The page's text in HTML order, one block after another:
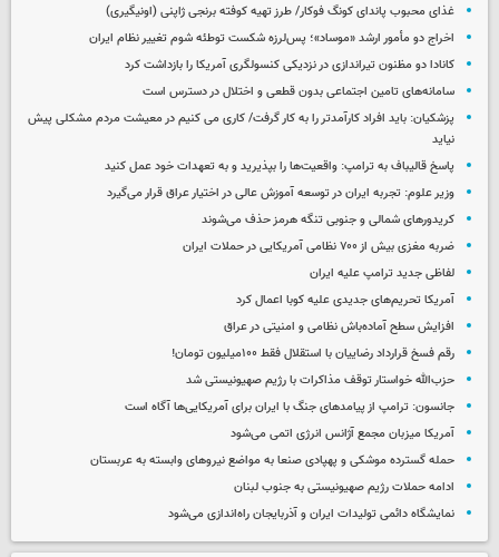
غذای محبوب پاندای کونگ فوکار/ طرز تهیه کوفته برنجی ژاپنی (اونیگیری)
اخراج دو مأمور ارشد «موساد»؛ پس‌لرزه شکست توطئه شوم تغییر نظام ایران
کانادا دو مظنون تیراندازی در نزدیکی کنسولگری آمریکا را بازداشت کرد
سامانه‌های تامین اجتماعی بدون قطعی و اختلال در دسترس است
پزشکیان: باید افراد کارآمدتر را به کار گرفت/ کاری می کنیم در معیشت مردم مشکلی پیش
نیاید
پاسخ قالیباف به ترامپ: واقعیت‌ها را بپذیرید و به تعهدات خود عمل کنید
وزیر علوم: تجربه ایران در توسعه آموزش عالی در اختیار عراق قرار می‌گیرد
کریدورهای شمالی و جنوبی تنگه هرمز حذف می‌شوند
ضربه مغزی بیش از ۷۰۰ نظامی آمریکایی در حملات ایران
لفاظی جدید ترامپ علیه ایران
آمریکا تحریم‌های جدیدی علیه کوبا اعمال کرد
افزایش سطح آماده‌باش نظامی و امنیتی در عراق
رقم فسخ قرارداد رضاییان با استقلال فقط ۱۰۰میلیون تومان!
حزب‌الله خواستار توقف مذاکرات با رژیم صهیونیستی شد
جانسون: ترامپ از پیامدهای جنگ با ایران برای آمریکایی‌ها آگاه است
آمریکا میزبان مجمع آژانس انرژی اتمی می‌شود
حمله گسترده موشکی و پهپادی صنعا به مواضع نیروهای وابسته به عربستان
ادامه حملات رژیم صهیونیستی به جنوب لبنان
نمایشگاه دائمی تولیدات ایران و آذربایجان راه‌اندازی می‌شود